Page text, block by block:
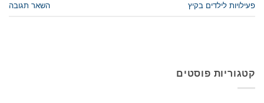
פעילויות לילדים בקיץ
השאר תגובה
קטגוריות פוסטים